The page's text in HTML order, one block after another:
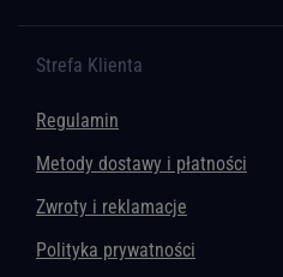
Strefa Klienta
Regulamin
Metody dostawy i płatności
Zwroty i reklamacje
Polityka prywatności